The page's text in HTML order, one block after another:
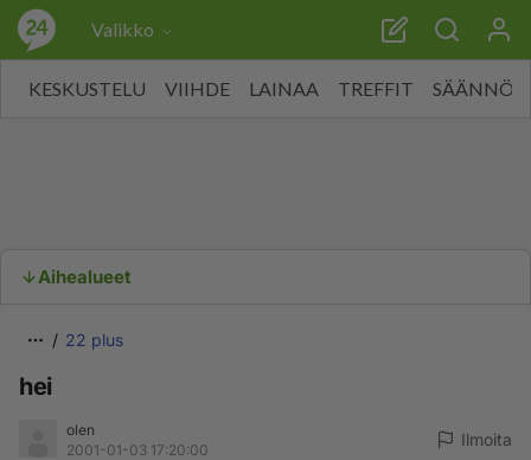
Valikko
KESKUSTELU VIIHDE LAINAA TREFFIT SÄÄNNÖT
Aihealueet
22 plus
hei
olen
2001-01-03 17:20:00
Ilmoita